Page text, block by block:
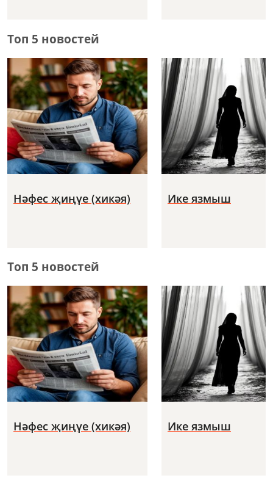
Топ 5 новостей
Нәфес җиңүе (хикәя) Ике язмыш
Топ 5 новостей
Нәфес җиңүе (хикәя) Ике язмыш